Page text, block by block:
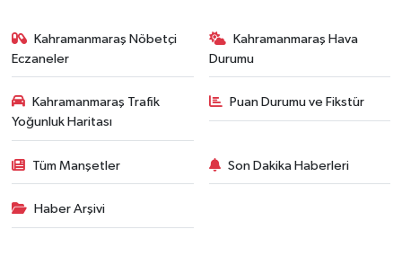
Kahramanmaraş Nöbetçi
Eczaneler
Kahramanmaraş Hava
Durumu
Kahramanmaraş Trafik
Yoğunluk Haritası
Puan Durumu ve Fikstür
Tüm Manşetler Son Dakika Haberleri
Haber Arşivi